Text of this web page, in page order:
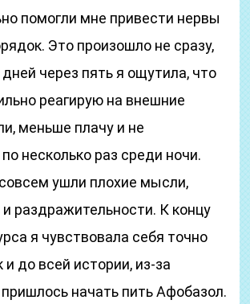
помогли мне привести нервы
Это произошло не сразу,
через пять я ощутила, что
реагирую на внешние
меньше плачу и не
несколько раз среди ночи.
ушли плохие мысли,
и раздражительности. К концу
я чувствовала себя точно
и до всей истории, из-за
начать пить Афобазол.